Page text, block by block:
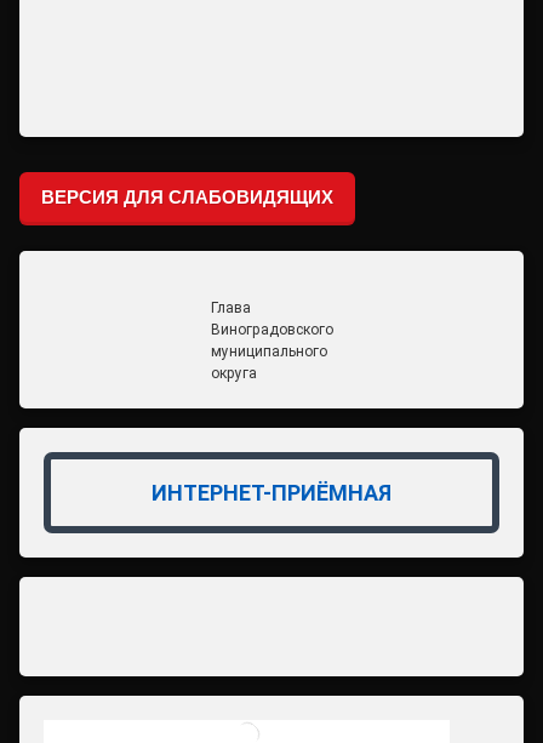
ВЕРСИЯ ДЛЯ СЛАБОВИДЯЩИХ
Глава
Виноградовского
муниципального
округа
ИНТЕРНЕТ-ПРИЁМНАЯ